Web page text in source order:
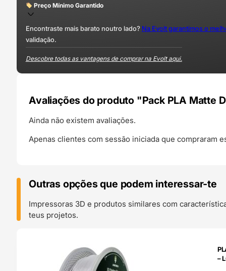
Preço Mínimo Garantido
Encontraste mais barato noutro lado? Na Evolt garantimos o
validação.
Descobre todas as vantagens de comprar na Evolt aqui.
Avaliações do produto "Pack PLA Matte
Ainda não existem avaliações.
Apenas clientes com sessão iniciada que compraram
Outras opções que podem interessar-te
Impressoras 3D e produtos similares com
teus projetos.
–